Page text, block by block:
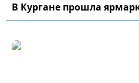
В Кургане прошла